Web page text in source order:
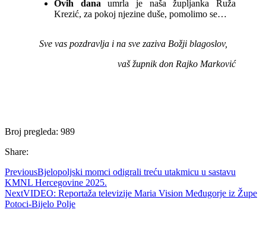
Ovih dana umrla je naša župljanka Ruža
Krezić, za pokoj njezine duše, pomolimo se…
Sve vas pozdravlja i na sve zaziva Božji blagoslov,
vaš župnik don Rajko Marković
Broj pregleda: 989
Share:
PreviousBjelopoljski momci odigrali treću utakmicu u sastavu
KMNL Hercegovine 2025.
NextVIDEO: Reportaža televizije Maria Vision Međugorje iz Župe
Potoci-Bijelo Polje